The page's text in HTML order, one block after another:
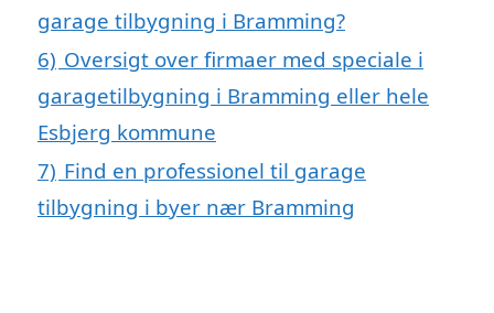
garage tilbygning i Bramming?
6) Oversigt over firmaer med speciale i
garagetilbygning i Bramming eller hele
Esbjerg kommune
7) Find en professionel til garage
tilbygning i byer nær Bramming